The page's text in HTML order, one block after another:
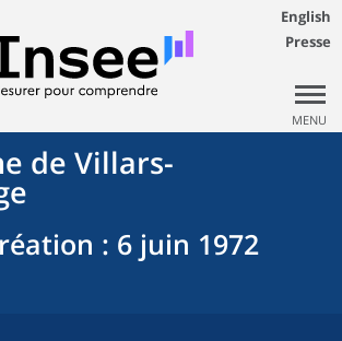
English
Presse
MENU
de Villars-
: 6 juin 1972